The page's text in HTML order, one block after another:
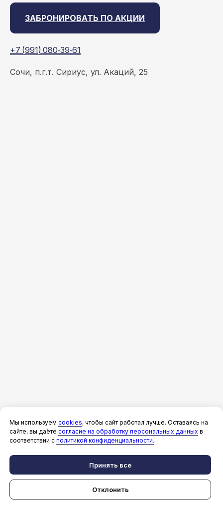
Мы используем cookies, чтобы сайт работал лучше. Оставаясь на
сайте, вы даёте согласие на обработку персональных данных в
соответствии с политикой конфиденциальности.
Принять все
Отклонить
ЗАБРОНИРОВАТЬ ПО АКЦИИ
+7 (991) 080‑39‑61
Сочи, п.г.т. Сириус, ул. Акаций, 25